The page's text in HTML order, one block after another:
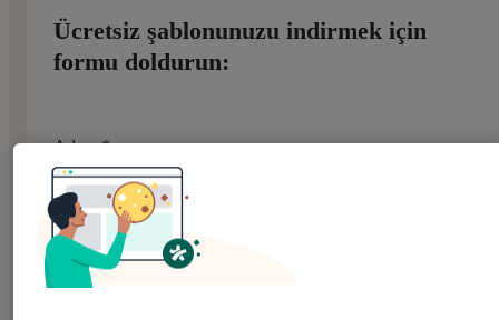
Ücretsiz şablonunuzu indirmek için
formu doldurun:
Adınız*
Soyadınız*